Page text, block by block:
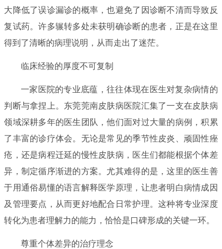
大降低了误诊漏诊的概率，也避免了因诊断不清而导致反
复试药。许多辗转多处未获明确诊断的患者，正是在这里
得到了清晰的病理说明，从而走出了迷茫。
临床经验的厚度不可复制
一家医院的专业底蕴，往往体现在医生对复杂病情的
判断与拿捏上。东莞莞南皮肤病医院汇集了一支在皮肤病
领域深耕多年的医生团队，他们面对过大量的病例，积累
了丰富的诊疗体会。无论是常见的季节性皮炎、顽固性痤
疮，还是病程迁延的慢性皮肤病，医生们都能根据个体差
异，制定循序渐进的方案。尤其难得的是，这里的医生善
于用通俗易懂的语言解释医学原理，让患者明白病情成因
及管理要点，从而更好地配合日常护理。这种将专业深度
转化为患者理解力的能力，恰恰是口碑形成的关键一环。
尊重个体差异的治疗理念